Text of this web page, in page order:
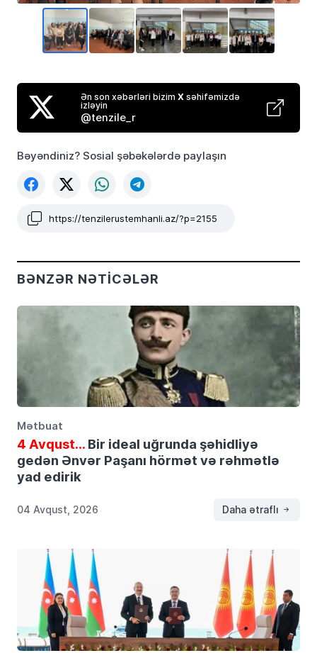
Ən son xəbərləri bizim Xsəhifəmizdə
izləyin
@tenzile_r
Bəyəndiniz? Sosial şəbəkələrdə paylaşın
https://tenzilerustemhanli.az/?p=2155
BƏNZƏR NƏTICƏLƏR
Mətbuat
4 Avqust…Bir ideal uğrunda şəhidliyə
gedən Ənvər Paşanı hörmət və rəhmətlə
yad edirik
04 Avqust, 2026 Daha ətraflı